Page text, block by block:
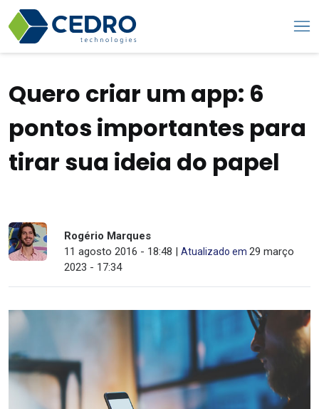
Quero criar um app: 6
pontos importantes para
tirar sua ideia do papel
Rogério Marques
11 agosto 2016 - 18:48 |Atualizado em29 março
2023 - 17:34